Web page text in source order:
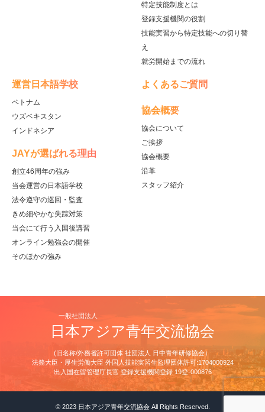
特定技能制度とは
登録支援機関の役割
技能実習から特定技能への切り替
え
就労開始までの流れ
運営日本語学校
ベトナム
ウズベキスタン
インドネシア
JAYが選ばれる理由
創立46周年の強み
当会運営の日本語学校
法令遵守の巡回・監査
きめ細やかな失踪対策
当会にて行う入国後講習
オンライン勉強会の開催
そのほかの強み
よくあるご質問
協会概要
協会について
ご挨拶
協会概要
沿革
スタッフ紹介
一般社団法人
日本アジア青年交流協会
(旧名称/外務省許可団体 社団法人 日中青年研修協会）
法務大臣・厚生労働大臣 外国人技能実習生監理団体許可:1704000924
出⼊国在留管理庁⻑官 登録⽀援機関登録 19登-000876
© 2023 日本アジア青年交流協会 All Rights Reserved.